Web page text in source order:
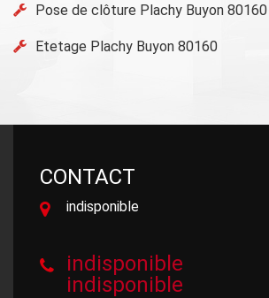
Pose de clôture Plachy Buyon 80160
Etetage Plachy Buyon 80160
CONTACT
indisponible
indisponible
indisponible